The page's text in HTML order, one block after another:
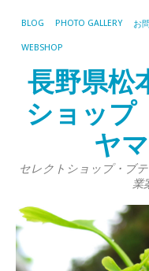
BLOG PHOTO GALLERY お
WEBSHOP
長野県松
ショッ
ヤ
セレクトショップ・ブ
業